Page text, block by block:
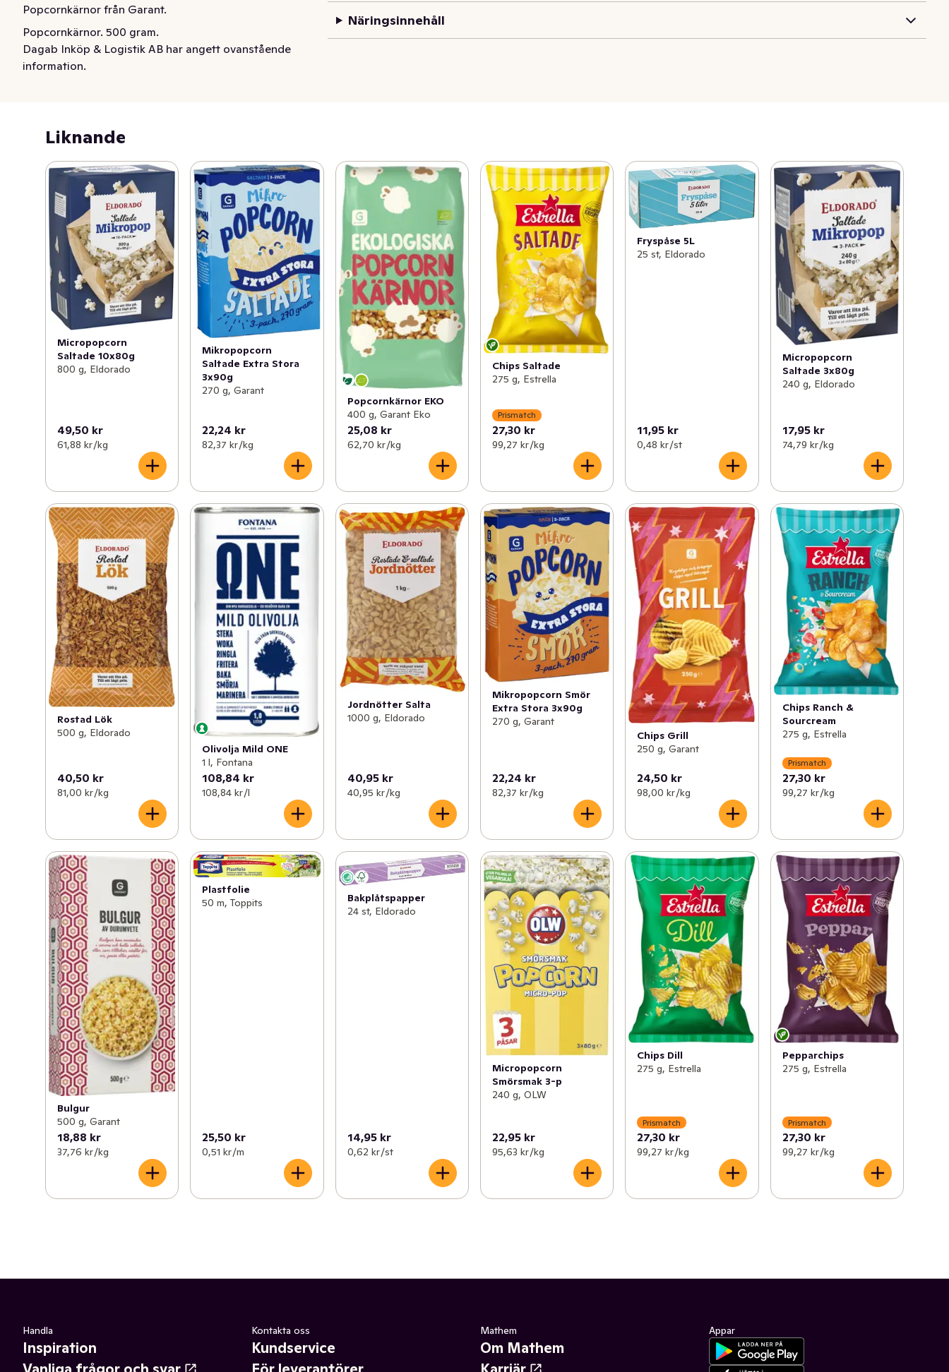
Popcornkärnor från Garant.
Popcornkärnor. 500 gram.
Dagab Inköp & Logistik AB har angett ovanstående
information.
Näringsinnehåll
Liknande
Micropopcorn
Saltade 10x80g
800 g, Eldorado
49,50 kr
61,88 kr /kg
Mikropopcorn
Saltade Extra Stora
3x90g
270 g, Garant
22,24 kr
82,37 kr /kg
Popcornkärnor EKO
400 g, Garant Eko
25,08 kr
62,70 kr /kg
Chips Saltade
275 g, Estrella
Prismatch
27,30 kr
99,27 kr /kg
Fryspåse 5L
25 st, Eldorado
11,95 kr
0,48 kr /st
Micropopcorn
Saltade 3x80g
240 g, Eldorado
17,95 kr
74,79 kr /kg
Rostad Lök
500 g, Eldorado
40,50 kr
81,00 kr /kg
Olivolja Mild ONE
1 l, Fontana
108,84 kr
108,84 kr /l
Jordnötter Salta
1000 g, Eldorado
40,95 kr
40,95 kr /kg
Mikropopcorn Smör
Extra Stora 3x90g
270 g, Garant
22,24 kr
82,37 kr /kg
Chips Grill
250 g, Garant
24,50 kr
98,00 kr /kg
Chips Ranch &
Sourcream
275 g, Estrella
Prismatch
27,30 kr
99,27 kr /kg
Bulgur
500 g, Garant
18,88 kr
37,76 kr /kg
Plastfolie
50 m, Toppits
25,50 kr
0,51 kr /m
Bakplåtspapper
24 st, Eldorado
14,95 kr
0,62 kr /st
Micropopcorn
Smörsmak 3-p
240 g, OLW
22,95 kr
95,63 kr /kg
Chips Dill
275 g, Estrella
Prismatch
27,30 kr
99,27 kr /kg
Pepparchips
275 g, Estrella
Prismatch
27,30 kr
99,27 kr /kg
Handla
Inspiration
Kontakta oss
Kundservice
Mathem
Om Mathem
Appar